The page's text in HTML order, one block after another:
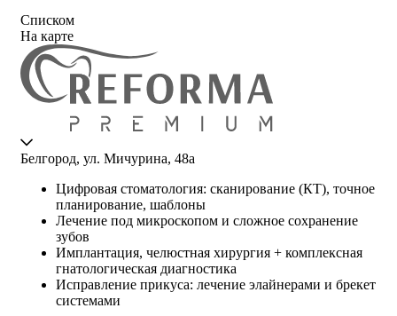
Списком
На карте
Белгород, ул. Мичурина, 48а
Цифровая стоматология: сканирование (КТ), точное
планирование, шаблоны
Лечение под микроскопом и сложное сохранение
зубов
Имплантация, челюстная хирургия + комплексная
гнатологическая диагностика
Исправление прикуса: лечение элайнерами и брекет
системами